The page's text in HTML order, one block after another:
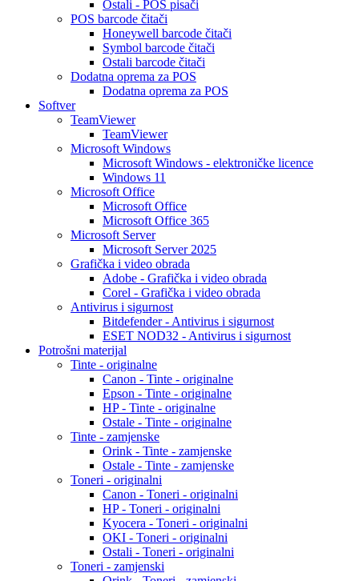
Ostali - POS pisači
POS barcode čitači
Honeywell barcode čitači
Symbol barcode čitači
Ostali barcode čitači
Dodatna oprema za POS
Dodatna oprema za POS
Softver
TeamViewer
TeamViewer
Microsoft Windows
Microsoft Windows - elektroničke licence
Windows 11
Microsoft Office
Microsoft Office
Microsoft Office 365
Microsoft Server
Microsoft Server 2025
Grafička i video obrada
Adobe - Grafička i video obrada
Corel - Grafička i video obrada
Antivirus i sigurnost
Bitdefender - Antivirus i sigurnost
ESET NOD32 - Antivirus i sigurnost
Potrošni materijal
Tinte - originalne
Canon - Tinte - originalne
Epson - Tinte - originalne
HP - Tinte - originalne
Ostale - Tinte - originalne
Tinte - zamjenske
Orink - Tinte - zamjenske
Ostale - Tinte - zamjenske
Toneri - originalni
Canon - Toneri - originalni
HP - Toneri - originalni
Kyocera - Toneri - originalni
OKI - Toneri - originalni
Ostali - Toneri - originalni
Toneri - zamjenski